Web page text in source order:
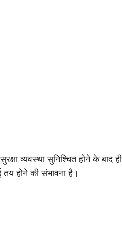
व्यवस्था सुनिश्चित होने के बाद
होने की संभावना है।